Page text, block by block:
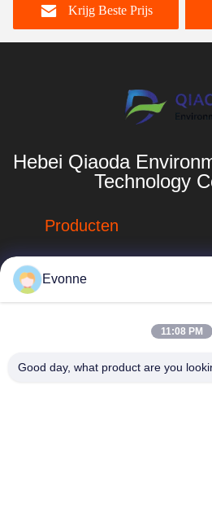
Krijg Beste Prijs
Hebei Qiaoda
Technology
Producten
Stofverzamelsystemen
Stofopvangsystemen
8188867
Evonne
11:08 PM
Good day, what product are you